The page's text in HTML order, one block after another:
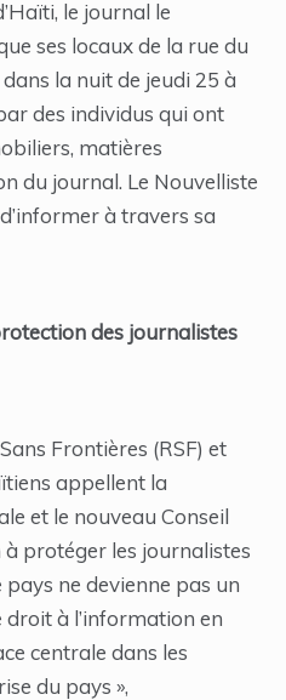
le journal le
ses locaux de la rue du
la nuit de jeudi 25 à
des individus qui ont
matières
du journal. Le Nouvelliste
à travers sa
des journalistes
Frontières (RSF) et
appellent la
et le nouveau Conseil
protéger les journalistes
pays ne devienne pas un
à l’information en
centrale dans les
du pays »,